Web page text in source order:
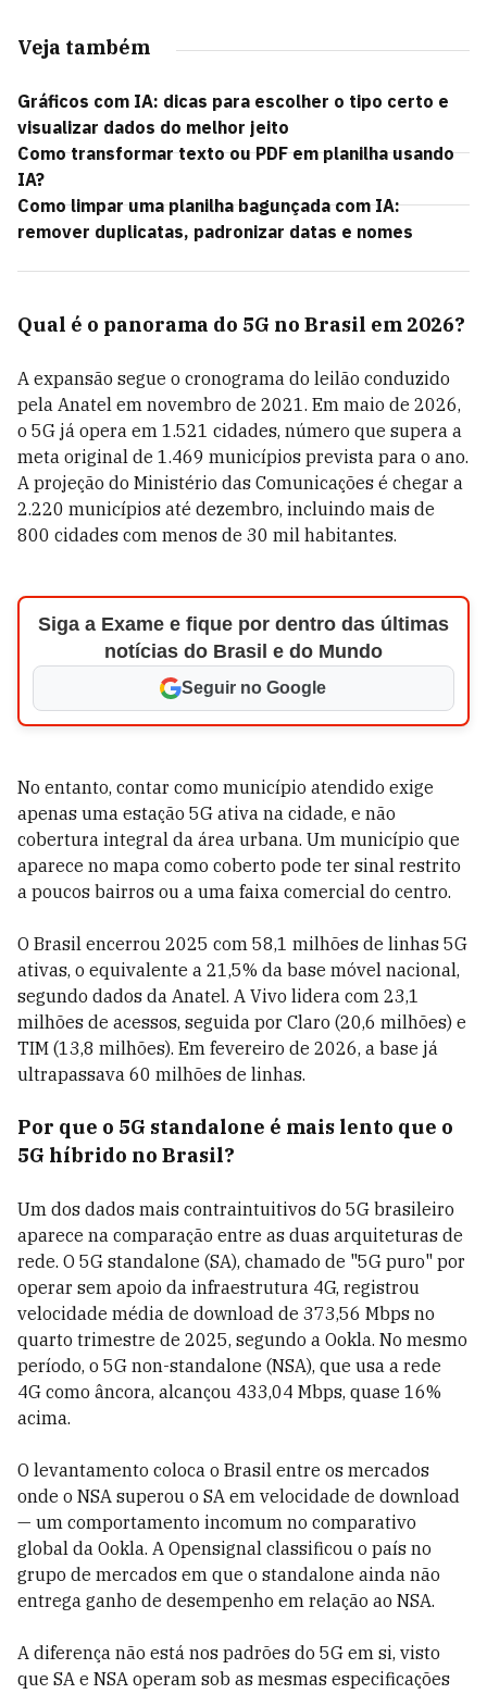
Veja também
Gráficos com IA: dicas para escolher o tipo certo e
visualizar dados do melhor jeito
Como transformar texto ou PDF em planilha usando
IA?
Como limpar uma planilha bagunçada com IA:
remover duplicatas, padronizar datas e nomes
Qual é o panorama do 5G no Brasil em 2026?
A expansão segue o cronograma do leilão conduzido
pela Anatel em novembro de 2021. Em maio de 2026,
o 5G já opera em 1.521 cidades, número que supera a
meta original de 1.469 municípios prevista para o ano.
A projeção do Ministério das Comunicações é chegar a
2.220 municípios até dezembro, incluindo mais de
800 cidades com menos de 30 mil habitantes.
Siga a Exame e fique por dentro das últimas
notícias do Brasil e do Mundo
Seguir no Google
No entanto, contar como município atendido exige
apenas uma estação 5G ativa na cidade, e não
cobertura integral da área urbana. Um município que
aparece no mapa como coberto pode ter sinal restrito
a poucos bairros ou a uma faixa comercial do centro.
O Brasil encerrou 2025 com 58,1 milhões de linhas 5G
ativas, o equivalente a 21,5% da base móvel nacional,
segundo dados da Anatel. A Vivo lidera com 23,1
milhões de acessos, seguida por Claro (20,6 milhões) e
TIM (13,8 milhões). Em fevereiro de 2026, a base já
ultrapassava 60 milhões de linhas.
Por que o 5G standalone é mais lento que o
5G híbrido no Brasil?
Um dos dados mais contraintuitivos do 5G brasileiro
aparece na comparação entre as duas arquiteturas de
rede. O 5G standalone (SA), chamado de "5G puro" por
operar sem apoio da infraestrutura 4G, registrou
velocidade média de download de 373,56 Mbps no
quarto trimestre de 2025, segundo a Ookla. No mesmo
período, o 5G non-standalone (NSA), que usa a rede
4G como âncora, alcançou 433,04 Mbps, quase 16%
acima.
O levantamento coloca o Brasil entre os mercados
onde o NSA superou o SA em velocidade de download
— um comportamento incomum no comparativo
global da Ookla. A Opensignal classificou o país no
grupo de mercados em que o standalone ainda não
entrega ganho de desempenho em relação ao NSA.
A diferença não está nos padrões do 5G em si, visto
que SA e NSA operam sob as mesmas especificações